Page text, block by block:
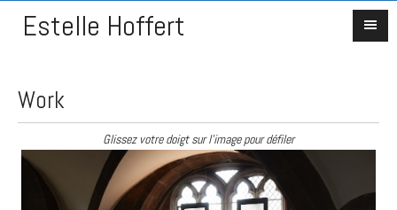
Estelle Hoffert
Work
Glissez votre doigt sur l'image pour défiler